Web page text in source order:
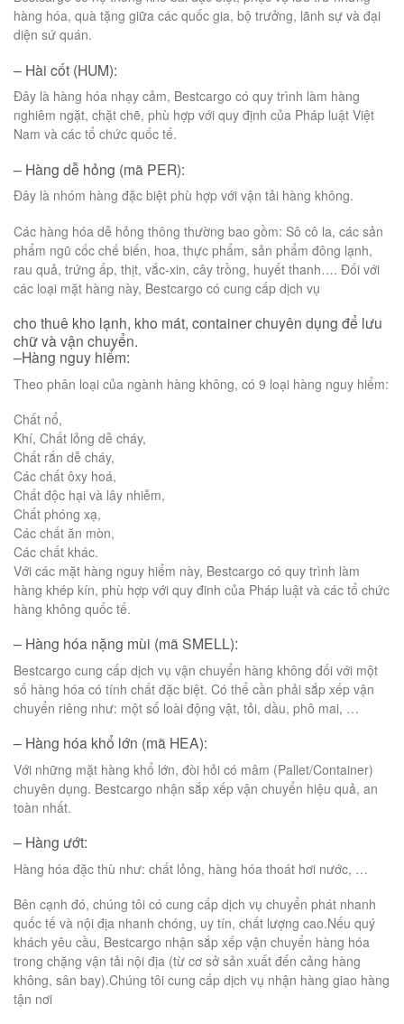
hàng hóa, quà tặng giữa các quốc gia, bộ trưởng, lãnh sự và đại
diện sứ quán.
– Hài cốt (HUM):
Đây là hàng hóa nhạy cảm, Bestcargo có quy trình làm hàng
nghiêm ngặt, chặt chẽ, phù hợp với quy định của Pháp luật Việt
Nam và các tổ chức quốc tế.
– Hàng dễ hỏng (mã PER):
Đây là nhóm hàng đặc biệt phù hợp với vận tải hàng không.
Các hàng hóa dễ hỏng thông thường bao gồm: Sô cô la, các sản
phẩm ngũ cốc chế biến, hoa, thực phẩm, sản phẩm đông lạnh,
rau quả, trứng ấp, thịt, vắc-xin, cây trồng, huyết thanh…. Đối với
các loại mặt hàng này, Bestcargo có cung cấp dịch vụ
cho thuê kho lạnh, kho mát, container chuyên dụng để lưu
chữ và vận chuyển.
–Hàng nguy hiểm:
Theo phân loại của ngành hàng không, có 9 loại hàng nguy hiểm:
Chất nổ,
Khí, Chất lỏng dễ cháy,
Chất rắn dễ cháy,
Các chất ôxy hoá,
Chất độc hại và lây nhiễm,
Chất phóng xạ,
Các chất ăn mòn,
Các chất khác.
Với các mặt hàng nguy hiểm này, Bestcargo có quy trình làm
hàng khép kín, phù hợp với quy đinh của Pháp luật và các tổ chức
hàng không quốc tế.
– Hàng hóa nặng mùi (mã SMELL):
Bestcargo cung cấp dịch vụ vận chuyển hàng không đối với một
số hàng hóa có tính chất đặc biệt. Có thể cần phải sắp xếp vận
chuyển riêng như: một số loài động vật, tỏi, dầu, phô mai, …
– Hàng hóa khổ lớn (mã HEA):
Với những mặt hàng khổ lớn, đòi hỏi có mâm (Pallet/Container)
chuyên dụng. Bestcargo nhận sắp xếp vận chuyển hiệu quả, an
toàn nhất.
– Hàng ướt:
Hàng hóa đặc thù như: chất lỏng, hàng hóa thoát hơi nước, …
Bên cạnh đó, chúng tôi có cung cấp dịch vụ chuyển phát nhanh
quốc tế và nội địa nhanh chóng, uy tín, chất lượng cao.Nếu quý
khách yêu cầu, Bestcargo nhận sắp xếp vận chuyển hàng hóa
trong chặng vận tải nội địa (từ cơ sở sản xuất đến cảng hàng
không, sân bay).Chúng tôi cung cấp dịch vụ nhận hàng giao hàng
tận nơi